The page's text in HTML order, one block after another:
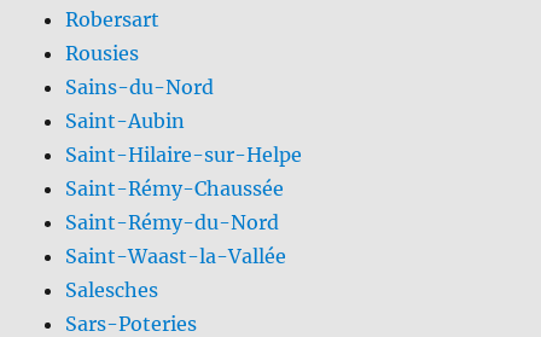
Robersart
Rousies
Sains-du-Nord
Saint-Aubin
Saint-Hilaire-sur-Helpe
Saint-Rémy-Chaussée
Saint-Rémy-du-Nord
Saint-Waast-la-Vallée
Salesches
Sars-Poteries